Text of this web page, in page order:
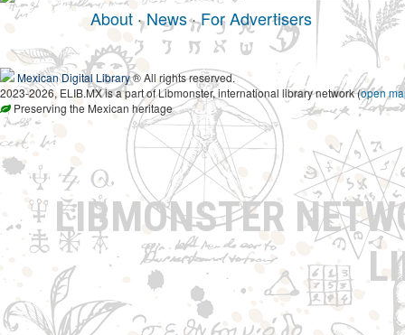
About ·News·For Advertisers
Mexican Digital Library® All rights reserved.
2023-2026, ELIB.MX is a part of Libmonster, international library network (open
Preserving the Mexican heritage
LIBMONSTER